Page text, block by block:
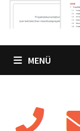
MENÜ